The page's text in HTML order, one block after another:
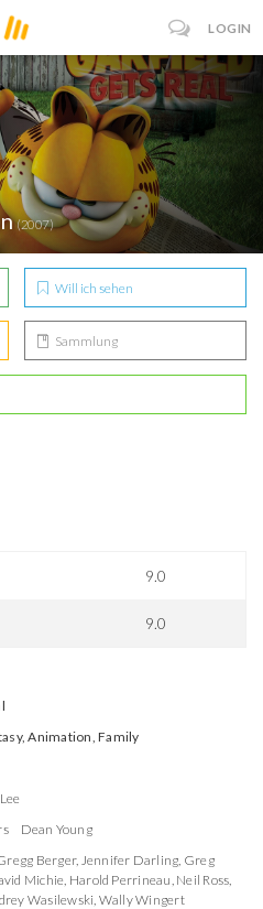
LOGIN
(2007)
Will ich sehen
Sammlung
9.0
9.0
Animation, Family
Dean Young
Berger, Jennifer Darling, Greg
Michie, Harold Perrineau, Neil Ross,
Wasilewski, Wally Wingert